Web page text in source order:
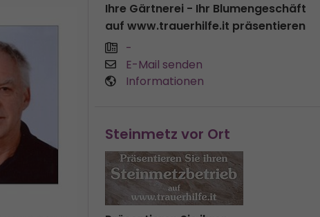
Ihre Gärtnerei - Ihr Blumengeschäft
auf www.trauerhilfe.it präsentieren
-
E-Mail senden
Informationen
Steinmetz vor Ort